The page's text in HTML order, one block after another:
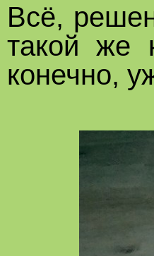
Всё,
такой же
конечно,